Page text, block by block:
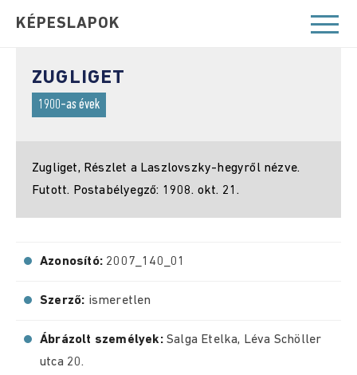
KÉPESLAPOK
ZUGLIGET
1900-as évek
Zugliget, Részlet a Laszlovszky-hegyről nézve.
Futott. Postabélyegző: 1908. okt. 21.
Azonosító: 2007_140_01
Szerző: ismeretlen
Ábrázolt személyek: Salga Etelka, Léva Schöller
utca 20.